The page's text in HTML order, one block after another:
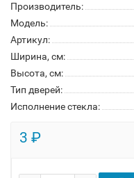
Производитель:
Модель:
Артикул:
Ширина, см:
Высота, см:
Тип дверей:
Исполнение стекла:
3 ₽